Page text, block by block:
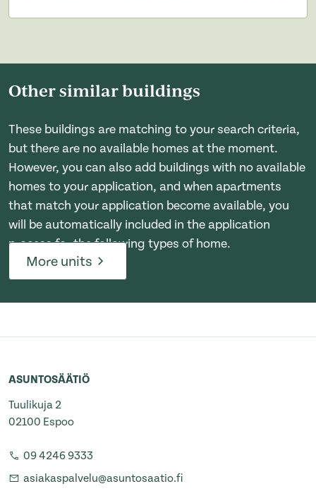
Other similar buildings
These buildings are matching to your search criteria,
but there are no available homes at the moment.
However, you can also add buildings with no available
homes to your application, and when apartments
that match your application become available, you
will be automatically included in the application
process for the following types of home.
More units
ASUNTOSÄÄTIÖ
Tuulikuja 2
02100 Espoo
09 4246 9333
asiakaspalvelu@asuntosaatio.fi